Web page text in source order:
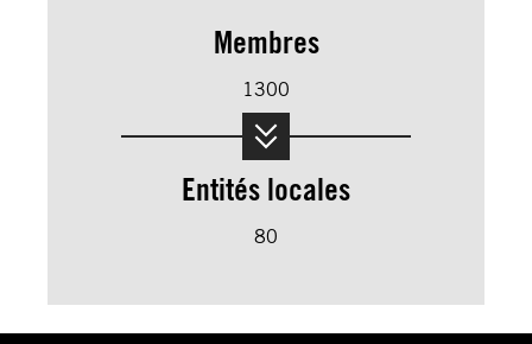
Membres
1300
Entités locales
80